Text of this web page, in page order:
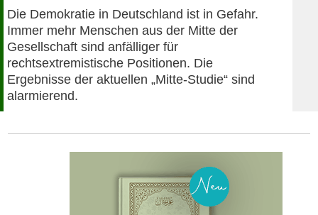
Die Demokratie in Deutschland ist in Gefahr.
Immer mehr Menschen aus der Mitte der
Gesellschaft sind anfälliger für
rechtsextremistische Positionen. Die
Ergebnisse der aktuellen „Mitte-Studie“ sind
alarmierend.